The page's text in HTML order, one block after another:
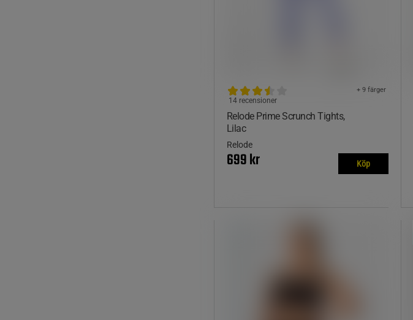
Relode Prime Scrunch Tights,
Lilac
+ 9 färger
14 recensioner
Relode
699 kr Köp